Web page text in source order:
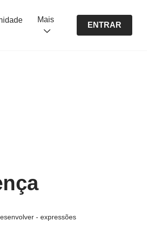
Mais
ENTRAR
- expressões